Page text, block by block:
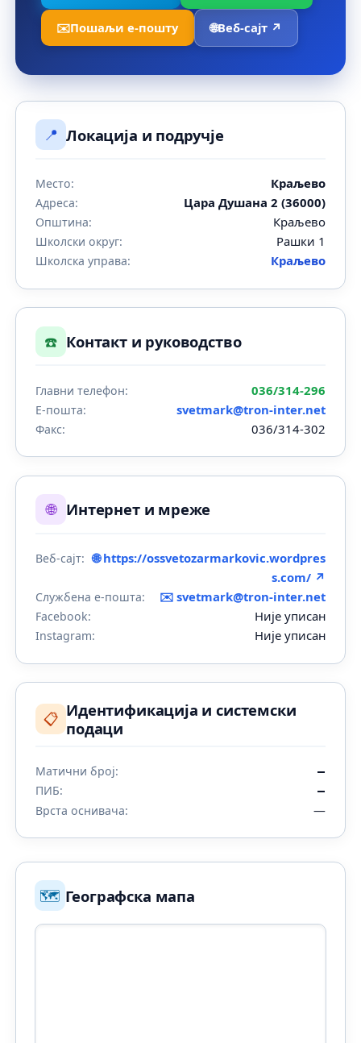
✉️Пошаљи е-пошту 🌐Веб-сајт ↗
📍 Локација и подручје
Место: Краљево
Адреса: Цара Душана 2 (36000)
Општина: Краљево
Школски округ: Рашки 1
Школска управа: Краљево
☎️ Контакт и руководство
Главни телефон: 036/314-296
Е-пошта: svetmark@tron-inter.net
Факс: 036/314-302
🌐 Интернет и мреже
Веб-сајт: 🌐 https://ossvetozarmarkovic.wordpres
s.com/ ↗
Службена е-пошта: ✉️ svetmark@tron-inter.net
Facebook: Није уписан
Instagram: Није уписан
📋 Идентификација и системски
подаци
Матични број: —
ПИБ: —
Врста оснивача: —
🗺️ Географска мапа